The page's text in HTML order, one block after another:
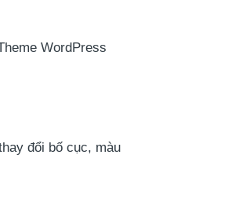
WordPress
đổi bố cục, màu